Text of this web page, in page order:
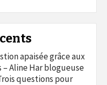
apaisée grâce aux
Aline Har blogueuse
questions pour